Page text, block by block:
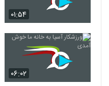
۰۱:۵۴
۰۶:۰۲